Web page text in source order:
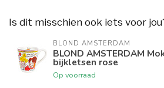
Is dit misschien ook iets voor
BLOND AMSTERDAM
BLOND AMSTERDAM
bijkletsen rose
Op voorraad